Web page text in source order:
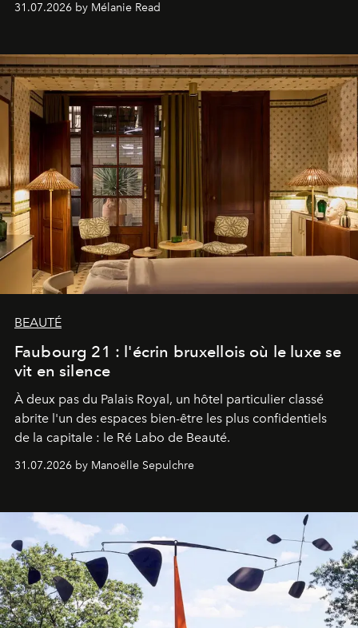
31.07.2026 by Mélanie Read
BEAUTÉ
Faubourg 21 : l'écrin bruxellois où le luxe se
vit en silence
À deux pas du Palais Royal, un hôtel particulier classé
abrite l'un des espaces bien-être les plus confidentiels
de la capitale : le Ré Labo de Beauté.
31.07.2026 by Manoëlle Sepulchre